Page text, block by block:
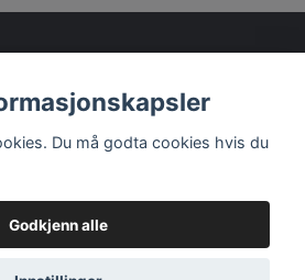
© 2026 Minnasydd
Du må godta cookies hvis du
Godkjenn alle